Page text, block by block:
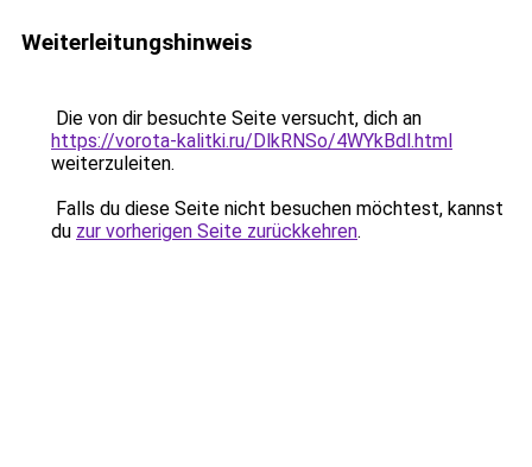
Weiterleitungshinweis
Die von dir besuchte Seite versucht, dich an
https://vorota-kalitki.ru/DlkRNSo/4WYkBdl.html
weiterzuleiten.
Falls du diese Seite nicht besuchen möchtest, kannst
du zur vorherigen Seite zurückkehren.